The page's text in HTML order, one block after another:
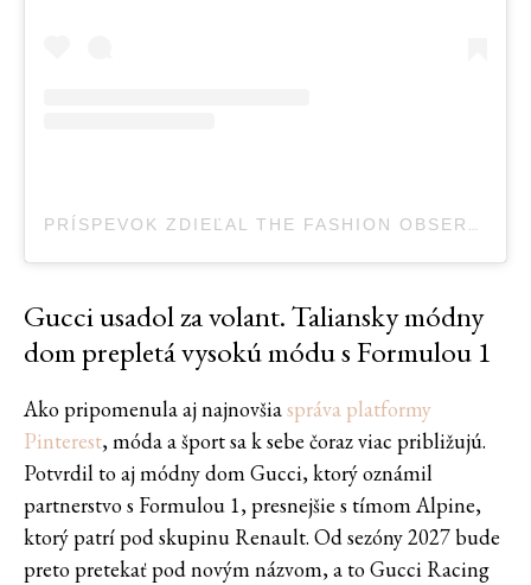
PRÍSPEVOK ZDIEĽAL THE FASHION OBSERVER (@THEFASHIONOBSERVE)
Gucci usadol za volant. Taliansky módny
dom prepletá vysokú módu s Formulou 1
Ako pripomenula aj najnovšiaspráva platformy
Pinterest, móda a šport sa k sebe čoraz viac približujú.
Potvrdil to aj módny dom Gucci, ktorý oznámil
partnerstvo s Formulou 1, presnejšie s tímom Alpine,
ktorý patrí pod skupinu Renault. Od sezóny 2027 bude
preto pretekať pod novým názvom, a to Gucci Racing